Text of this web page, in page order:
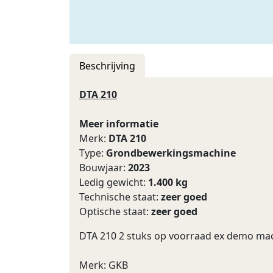
Beschrijving
DTA 210
Meer informatie
Merk: DTA 210
Type: Grondbewerkingsmachine
Bouwjaar: 2023
Ledig gewicht: 1.400 kg
Technische staat: zeer goed
Optische staat: zeer goed
DTA 210 2 stuks op voorraad ex demo
Merk: GKB